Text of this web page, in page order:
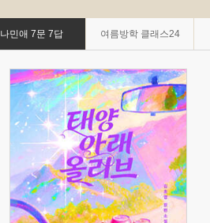
나민애 7문 7답 여름방학 클래스24